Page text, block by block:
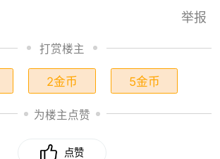
举报
打赏楼主
2金币 5金币
为楼主点赞
点赞